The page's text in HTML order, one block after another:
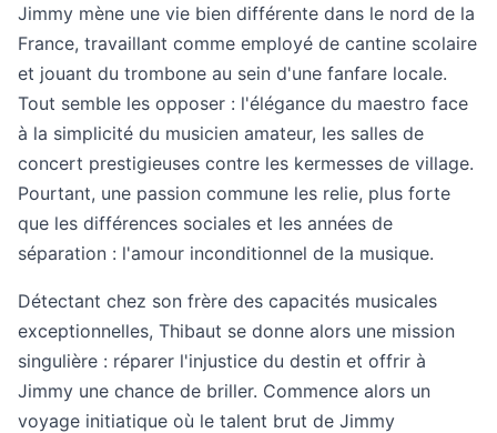
Jimmy mène une vie bien différente dans le nord de la
France, travaillant comme employé de cantine scolaire
et jouant du trombone au sein d'une fanfare locale.
Tout semble les opposer : l'élégance du maestro face
à la simplicité du musicien amateur, les salles de
concert prestigieuses contre les kermesses de village.
Pourtant, une passion commune les relie, plus forte
que les différences sociales et les années de
séparation : l'amour inconditionnel de la musique.
Détectant chez son frère des capacités musicales
exceptionnelles, Thibaut se donne alors une mission
singulière : réparer l'injustice du destin et offrir à
Jimmy une chance de briller. Commence alors un
voyage initiatique où le talent brut de Jimmy